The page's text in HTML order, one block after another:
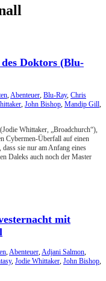
Doktors (Blu-
,Abenteuer, Blu-Ray, Chris
, John Bishop, Mandip Gill,
Whittaker, „Broadchurch“),
Cybermen-Überfall auf einen
sie nur am Anfang eines
Daleks auch noch der Master
mit
,Abenteuer,Adjani Salmon,
, Jodie Whittaker, John Bishop,